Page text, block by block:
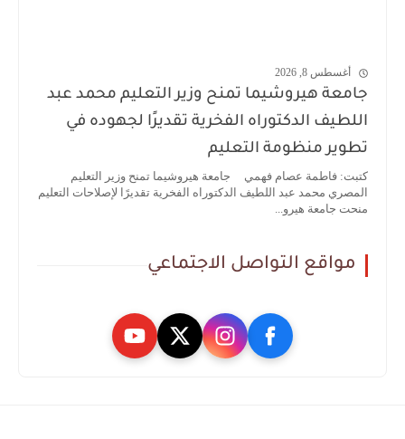
أغسطس 8, 2026
جامعة هيروشيما تمنح وزير التعليم محمد عبد
اللطيف الدكتوراه الفخرية تقديرًا لجهوده في
تطوير منظومة التعليم
كتبت: فاطمة عصام فهمي جامعة هيروشيما تمنح وزير التعليم
المصري محمد عبد اللطيف الدكتوراه الفخرية تقديرًا لإصلاحات التعليم
منحت جامعة هيرو...
مواقع التواصل الاجتماعي